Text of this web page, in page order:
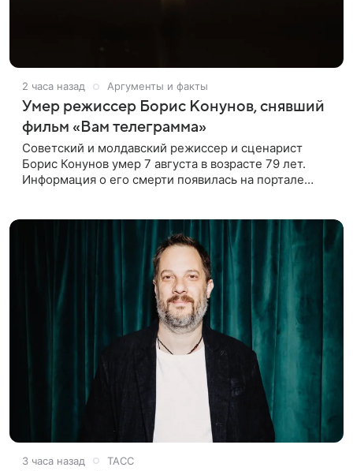
2 часа назад Аргументы и факты
Умер режиссер Борис Конунов, снявший
фильм «Вам телеграмма»
Советский и молдавский режиссер и сценарист
Борис Конунов умер 7 августа в возрасте 79 лет.
Информация о его смерти появилась на портале
3 часа назад ТАСС